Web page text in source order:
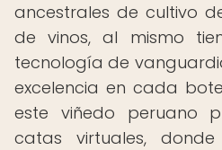
ancestrales de cultivo
de vinos, al mismo
tecnología de
excelencia en cada
este viñedo peruano
catas virtuales, donde